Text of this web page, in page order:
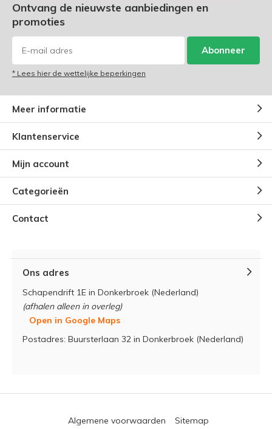
Ontvang de nieuwste aanbiedingen en
promoties
Abonneer
* Lees hier de wettelijke beperkingen
Meer informatie
Klantenservice
Mijn account
Categorieën
Contact
Ons adres
Schapendrift 1E in Donkerbroek (Nederland)
(afhalen alleen in overleg)
Open in Google Maps
Postadres: Buursterlaan 32 in Donkerbroek (Nederland)
Algemene voorwaarden Sitemap